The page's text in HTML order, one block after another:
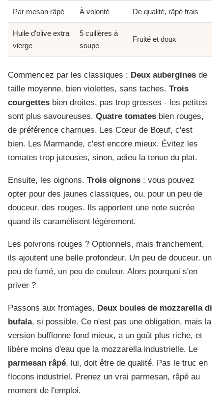
Par mesan râpé À volonté De qualité, râpé frais
Huile d'olive extra
vierge
5 cuillères à
soupe
Fruité et doux
Commencez par les classiques : Deux aubergines de
taille moyenne, bien violettes, sans taches. Trois
courgettes bien droites, pas trop grosses - les petites
sont plus savoureuses. Quatre tomates bien rouges,
de préférence charnues. Les Cœur de Bœuf, c'est
bien. Les Marmande, c'est encore mieux. Évitez les
tomates trop juteuses, sinon, adieu la tenue du plat.
Ensuite, les oignons. Trois oignons : vous pouvez
opter pour des jaunes classiques, ou, pour un peu de
douceur, des rouges. Ils apportent une note sucrée
quand ils caramélisent légèrement.
Les poivrons rouges ? Optionnels, mais franchement,
ils ajoutent une belle profondeur. Un peu de douceur, un
peu de fumé, un peu de couleur. Alors pourquoi s'en
priver ?
Passons aux fromages. Deux boules de mozzarella di
bufala, si possible. Ce n'est pas une obligation, mais la
version bufflonne fond mieux, a un goût plus riche, et
libère moins d'eau que la mozzarella industrielle. Le
parmesan râpé, lui, doit être de qualité. Pas le truc en
flocons industriel. Prenez un vrai parmesan, râpé au
moment de l'emploi.